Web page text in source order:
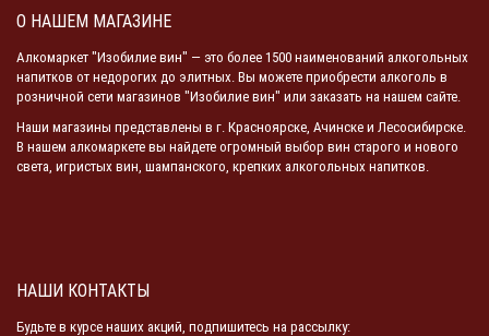
О НАШЕМ МАГАЗИНЕ
Алкомаркет "Изобилие вин" — это более 1500 наименований алкогольных
напитков от недорогих до элитных. Вы можете приобрести алкоголь в
розничной сети магазинов "Изобилие вин" или заказать на нашем сайте.
Наши магазины представлены в г. Красноярске, Ачинске и Лесосибирске.
В нашем алкомаркете вы найдете огромный выбор вин старого и нового
света, игристых вин, шампанского, крепких алкогольных напитков.
НАШИ КОНТАКТЫ
Будьте в курсе наших акций, подпишитесь на рассылку: